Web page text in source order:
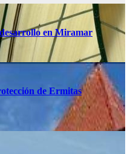
en Miramar
de Ermitas